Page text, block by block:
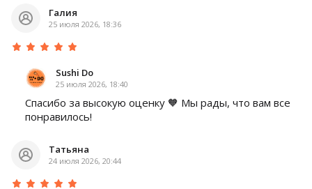
Галия
25 июля 2026, 18:36
Sushi Do
25 июля 2026, 18:40
Спасибо за высокую оценку 🧡 Мы рады, что вам все
понравилось!
Татьяна
24 июля 2026, 20:44